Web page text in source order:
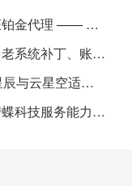
湖南金蝶软件总代理是哪家？官方认证铂金代理 —— 湖南梦蝶科技
湖南金蝶软件售后运维包含哪些服务？老系统补丁、账套修复说明
湖南中小制造企业ERP选型：金蝶云星辰与云星空适配场景
湖南正规金蝶铂金代理商怎么辨别？梦蝶科技服务能力介绍